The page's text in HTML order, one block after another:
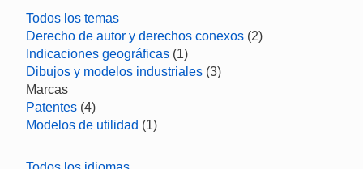
Todos los temas
Derecho de autor y derechos conexos (2)
Indicaciones geográficas (1)
Dibujos y modelos industriales (3)
Marcas
Patentes (4)
Modelos de utilidad (1)